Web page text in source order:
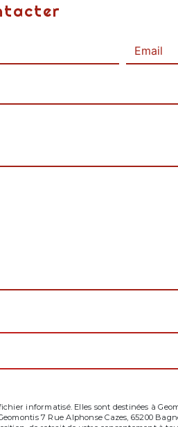
informatisé. Elles sont destinées à
7 Rue Alphonse Cazes, 65200